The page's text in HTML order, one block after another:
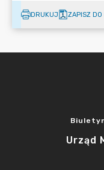
DRUKUJ ZAPISZ DO
Urząd